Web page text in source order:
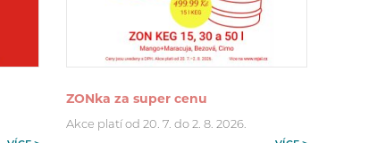
ZONka za super cenu
Akce platí od 20. 7. do 2. 8. 2026.